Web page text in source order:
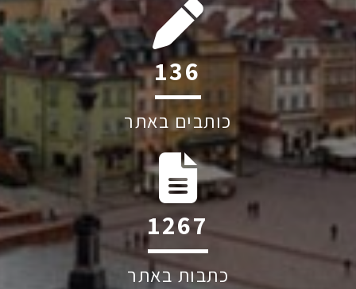
201
כותבים באתר
1874
כתבות באתר